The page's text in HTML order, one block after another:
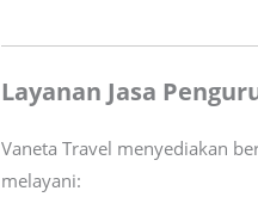
Layanan Jasa
Vaneta Travel menyediakan
melayani: